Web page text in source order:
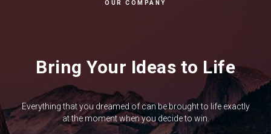
OUR COMPANY
Bring Your Ideas to Life
Everything that you dreamed of can be brought to life exactly
at the moment when you decide to win.